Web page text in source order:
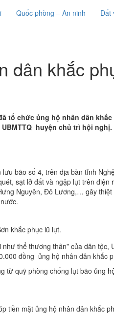
Quốc phòng – An ninh
Đất
dân khắc
tổ chức ủng hộ nhân dân
huyện chủ trì hội nghị.
bão số 4, trên địa bàn tỉnh
sạt lở đất và ngập lụt trên diện
Nguyên, Đô Lương,… gây thiệt
khắc phục lũ lụt.
thể thương thân” của dân tộc,
đồng ủng hộ nhân dân khắc
từ quỹ phòng chống lụt bão ủng
tiền mặt ủng hộ nhân dân khắc